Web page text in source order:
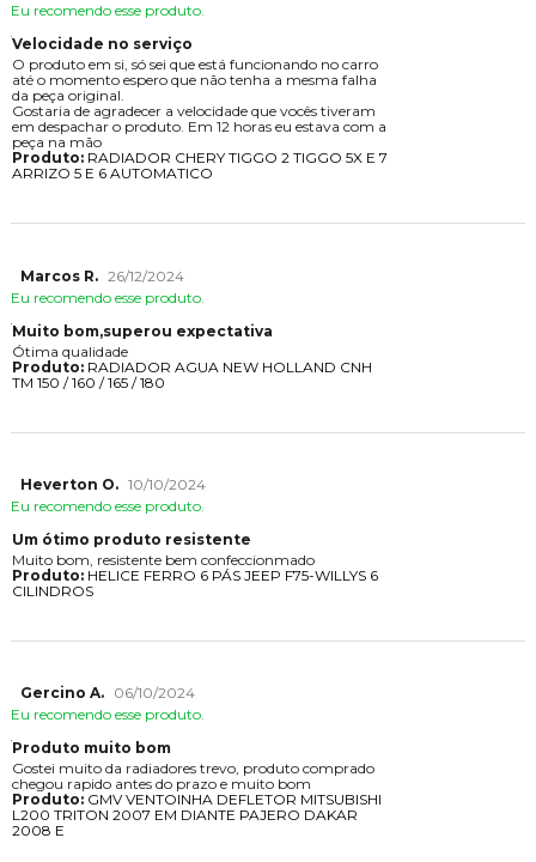
Eu recomendo esse produto.
Velocidade no serviço
O produto em si, só sei que está funcionando no carro
até o momento espero que não tenha a mesma falha
da peça original.
Gostaria de agradecer a velocidade que vocês tiveram
em despachar o produto. Em 12 horas eu estava com a
peça na mão
Produto:RADIADOR CHERY TIGGO 2 TIGGO 5X E 7
ARRIZO 5 E 6 AUTOMATICO
Marcos R. 26/12/2024
Eu recomendo esse produto.
Muito bom,superou expectativa
Ótima qualidade
Produto:RADIADOR AGUA NEW HOLLAND CNH
TM 150 / 160 / 165 / 180
Heverton O. 10/10/2024
Eu recomendo esse produto.
Um ótimo produto resistente
Muito bom, resistente bem confeccionmado
Produto:HELICE FERRO 6 PÁS JEEP F75-WILLYS 6
CILINDROS
Gercino A.
06/10/2024
Eu recomendo esse produto.
Produto muito bom
Gostei muito da radiadores trevo, produto comprado
chegou rapido antes do prazo e muito bom
Produto:GMV VENTOINHA DEFLETOR MITSUBISHI
L200 TRITON 2007 EM DIANTE PAJERO DAKAR
2008 E